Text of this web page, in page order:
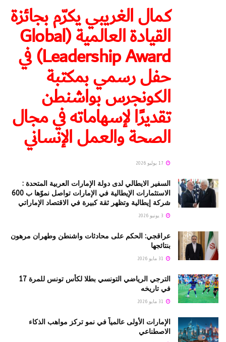
كمال الغريبي يكرّم بجائزة
القيادة العالمية (Global
Leadership Award) في
حفل رسمي بمكتبة
الكونجرس بواشنطن
تقديرًا لإسهاماته في مجال
الصحة والعمل الإنساني
السفير الايطالي لدى دولة الإمارات العربية المتحدة :
الاستثمارات الإيطالية في الإمارات تواصل نموّها ب 600
شركة إيطالية وتظهر ثقة كبيرة في الاقتصاد الإماراتي
عراقجي: الحكم على محادثات واشنطن وطهران مرهون
بنتائجها
الترجي الرياضي التونسي بطلا لكأس تونس للمرة 17
في تاريخه
الإمارات الأولى عالمياً في نمو تركز مواهب الذكاء
الاصطناعي